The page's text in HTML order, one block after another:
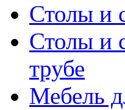
Столы и
Столы и
трубе
Мебель